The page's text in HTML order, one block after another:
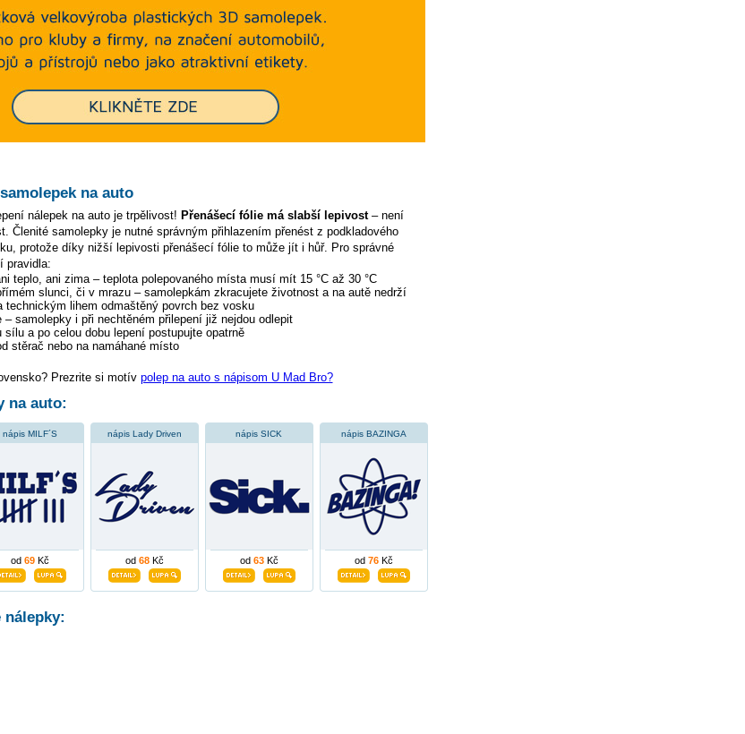
na auto
nálepek na auto je trpělivost! Přenášecí fólie má slabší lepivost– není
Členité samolepky je nutné správným přihlazením přenést z podkladového
protože díky nižší lepivosti přenášecí fólie to může jít i hůř. Pro správné
pravidla:
teplo, ani zima – teplota polepovaného místa musí mít 15 °C až 30 °C
slunci, či v mrazu – samolepkám zkracujete životnost a na autě nedrží
technickým lihem odmaštěný povrch bez vosku
– samolepky i při nechtěném přilepení již nejdou odlepit
a po celou dobu lepení postupujte opatrně
stěrač nebo na namáhané místo
Prezrite si motív polep na auto s nápisom U Mad Bro?
na auto:
nápis MILF´S
od 69Kč
nápis Lady Driven
od 68Kč
nápis SICK
od 63Kč
nápis BAZINGA
od 76Kč
nálepky: